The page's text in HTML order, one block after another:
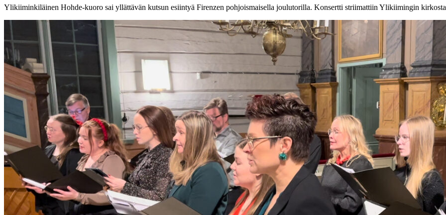
Ylikiiminkiläinen Hohde-kuoro sai yllättävän kutsun esiintyä Firenzen pohjoismaisella joulutorilla. Konsertti striimattiin Ylikiimingin